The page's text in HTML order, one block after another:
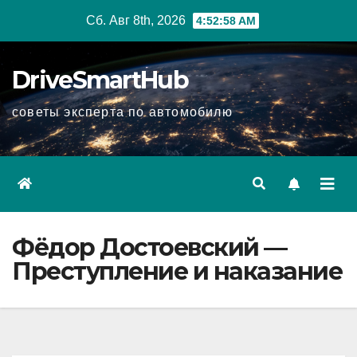
Сб. Авг 8th, 2026 4:52:59 AM
DriveSmartHub
советы эксперта по автомобилю
Фёдор Достоевский —
Преступление и наказание